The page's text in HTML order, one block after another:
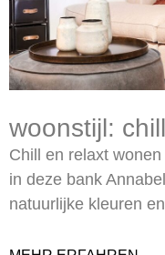
woonstijl:
Chill en relaxt
in deze bank
natuurlijke kleuren